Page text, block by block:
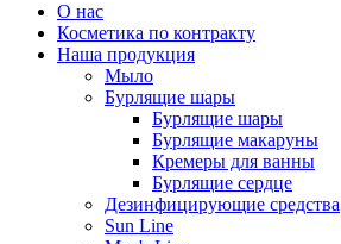
О нас
Косметика по контракту
Наша продукция
Мыло
Бурлящие шары
Бурлящие шары
Бурлящие макаруны
Кремеры для ванны
Бурлящие сердце
Дезинфицирующие средства
Sun Line